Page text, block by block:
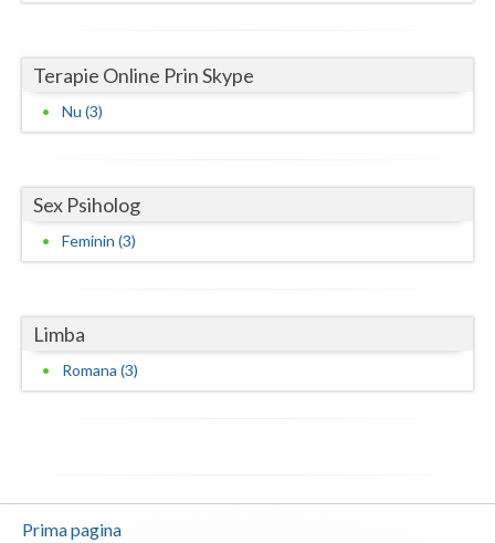
Terapie Online Prin Skype
Nu (3)
Sex Psiholog
Feminin (3)
Limba
Romana (3)
Prima pagina